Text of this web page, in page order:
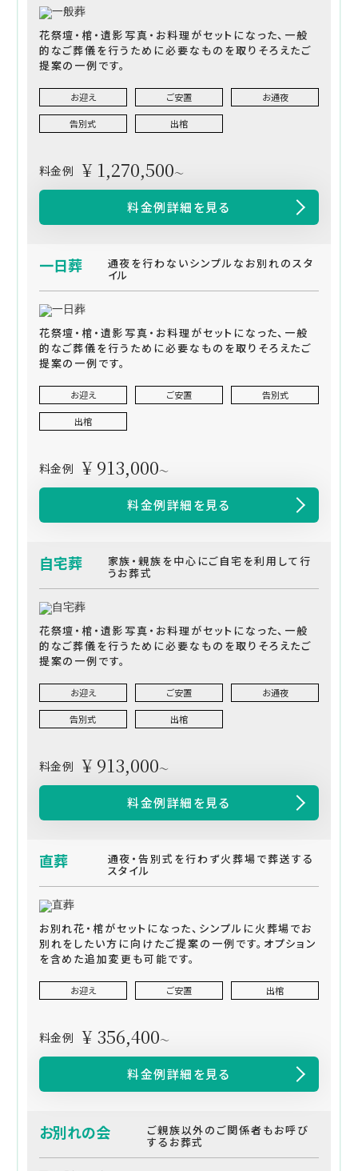
花祭壇・棺・遺影写真・お料理がセットになった、一般
的なご葬儀を行うために必要なものを取りそろえたご
提案の一例です。
お迎え ご安置 お通夜
告別式 出棺
料金例 ¥ 1,270,500～
料金例詳細を見る
一日葬 通夜を行わないシンプルなお別れのスタ
イル
花祭壇・棺・遺影写真・お料理がセットになった、一般
的なご葬儀を行うために必要なものを取りそろえたご
提案の一例です。
お迎え ご安置 告別式
出棺
料金例 ¥ 913,000～
料金例詳細を見る
自宅葬 家族・親族を中心にご自宅を利用して行
うお葬式
花祭壇・棺・遺影写真・お料理がセットになった、一般
的なご葬儀を行うために必要なものを取りそろえたご
提案の一例です。
お迎え ご安置 お通夜
告別式 出棺
料金例 ¥ 913,000～
料金例詳細を見る
直葬 通夜・告別式を行わず火葬場で葬送する
スタイル
お別れ花・棺がセットになった、シンプルに火葬場でお
別れをしたい方に向けたご提案の一例です。オプション
を含めた追加変更も可能です。
お迎え ご安置 出棺
料金例 ¥ 356,400～
料金例詳細を見る
お別れの会 ご親族以外のご関係者もお呼び
するお葬式